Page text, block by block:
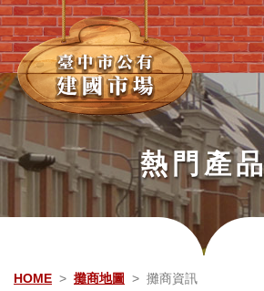
跳到主要內容
熱門產
HOME 攤商地圖 攤商資訊